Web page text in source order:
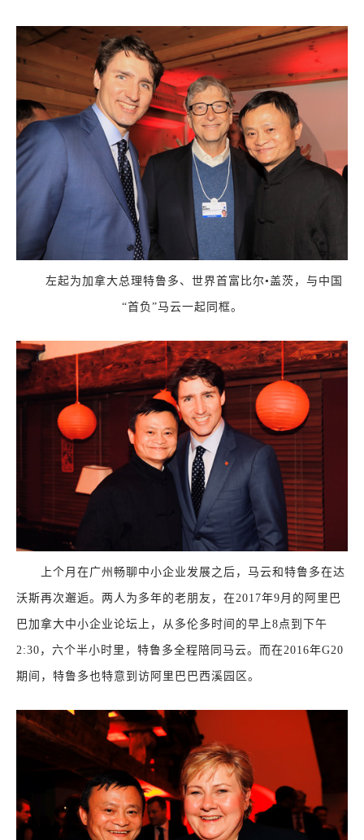
左起为加拿大总理特鲁多、世界首富比尔•盖茨，与中国
“首负”马云一起同框。
上个月在广州畅聊中小企业发展之后，马云和特鲁多在达
沃斯再次邂逅。两人为多年的老朋友，在2017年9月的阿里巴
巴加拿大中小企业论坛上，从多伦多时间的早上8点到下午
2:30，六个半小时里，特鲁多全程陪同马云。而在2016年G20
期间，特鲁多也特意到访阿里巴巴西溪园区。